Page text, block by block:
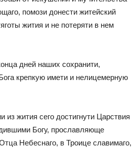
помози донести житейский
жития и не потеряти в нем
дней наших сохранити,
крепкую имети и нелицемерную
из жития сего достигнути Царствия
Богу, прославляюще
Небеснаго, в Троице славимаго,